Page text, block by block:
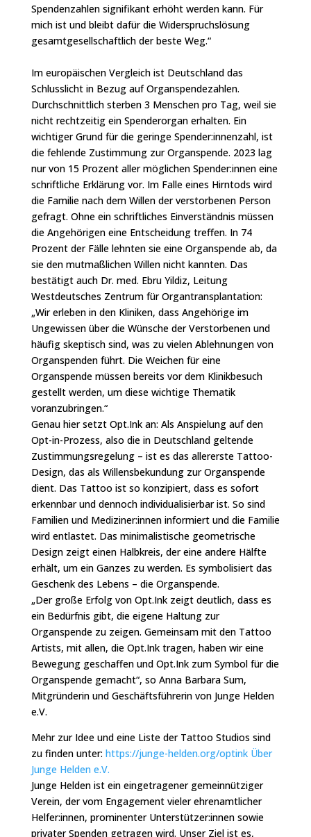
Spendenzahlen signifikant erhöht werden kann. Für
mich ist und bleibt dafür die Widerspruchslösung
gesamtgesellschaftlich der beste Weg.“
Im europäischen Vergleich ist Deutschland das
Schlusslicht in Bezug auf Organspendezahlen.
Durchschnittlich sterben 3 Menschen pro Tag, weil sie
nicht rechtzeitig ein Spenderorgan erhalten. Ein
wichtiger Grund für die geringe Spender:innenzahl, ist
die fehlende Zustimmung zur Organspende. 2023 lag
nur von 15 Prozent aller möglichen Spender:innen eine
schriftliche Erklärung vor. Im Falle eines Hirntods wird
die Familie nach dem Willen der verstorbenen Person
gefragt. Ohne ein schriftliches Einverständnis müssen
die Angehörigen eine Entscheidung treffen. In 74
Prozent der Fälle lehnten sie eine Organspende ab, da
sie den mutmaßlichen Willen nicht kannten. Das
bestätigt auch Dr. med. Ebru Yildiz, Leitung
Westdeutsches Zentrum für Organtransplantation:
„Wir erleben in den Kliniken, dass Angehörige im
Ungewissen über die Wünsche der Verstorbenen und
häufig skeptisch sind, was zu vielen Ablehnungen von
Organspenden führt. Die Weichen für eine
Organspende müssen bereits vor dem Klinikbesuch
gestellt werden, um diese wichtige Thematik
voranzubringen.“
Genau hier setzt Opt.Ink an: Als Anspielung auf den
Opt-in-Prozess, also die in Deutschland geltende
Zustimmungsregelung – ist es das allererste Tattoo-
Design, das als Willensbekundung zur Organspende
dient. Das Tattoo ist so konzipiert, dass es sofort
erkennbar und dennoch individualisierbar ist. So sind
Familien und Mediziner:innen informiert und die Familie
wird entlastet. Das minimalistische geometrische
Design zeigt einen Halbkreis, der eine andere Hälfte
erhält, um ein Ganzes zu werden. Es symbolisiert das
Geschenk des Lebens – die Organspende.
„Der große Erfolg von Opt.Ink zeigt deutlich, dass es
ein Bedürfnis gibt, die eigene Haltung zur
Organspende zu zeigen. Gemeinsam mit den Tattoo
Artists, mit allen, die Opt.Ink tragen, haben wir eine
Bewegung geschaffen und Opt.Ink zum Symbol für die
Organspende gemacht“, so Anna Barbara Sum,
Mitgründerin und Geschäftsführerin von Junge Helden
e.V.
Mehr zur Idee und eine Liste der Tattoo Studios sind
zu finden unter: https://junge-helden.org/optink Über
Junge Helden e.V.
Junge Helden ist ein eingetragener gemeinnütziger
Verein, der vom Engagement vieler ehrenamtlicher
Helfer:innen, prominenter Unterstützer:innen sowie
privater Spenden getragen wird. Unser Ziel ist es,